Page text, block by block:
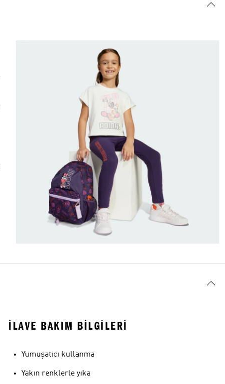
İLAVE BAKIM BILGILERI
Yumuşatıcı kullanma
Yakın renklerle yıka